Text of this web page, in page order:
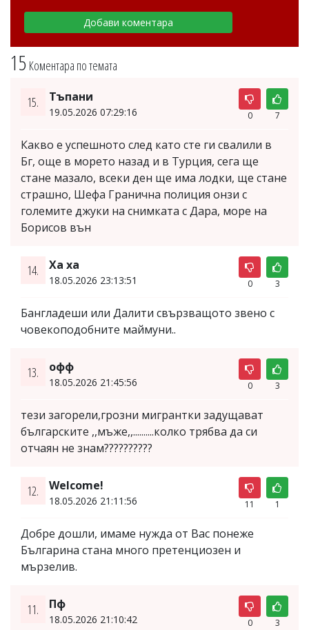
15 Коментара по темата
15. Тъпани
19.05.2026 07:29:16 0 7
Какво е успешното след като сте ги свалили в
Бг, още в морето назад и в Турция, сега ще
стане мазало, всеки ден ще има лодки, ще стане
страшно, Шефа Гранична полиция онзи с
големите джуки на снимката с Дара, море на
Борисов вън
14. Ха ха
18.05.2026 23:13:51 0 3
Бангладеши или Далити свързващото звено с
човекоподобните маймуни..
13. офф
18.05.2026 21:45:56 0 3
тези загорели,грозни мигрантки задущават
българските ,,мъже,,..........колко трябва да си
отчаян не знам??????????
12. Welcome!
18.05.2026 21:11:56 11 1
Добре дошли, имаме нужда от Вас понеже
Българина стана много претенциозен и
мързелив.
11. Пф
18.05.2026 21:10:42 0 3